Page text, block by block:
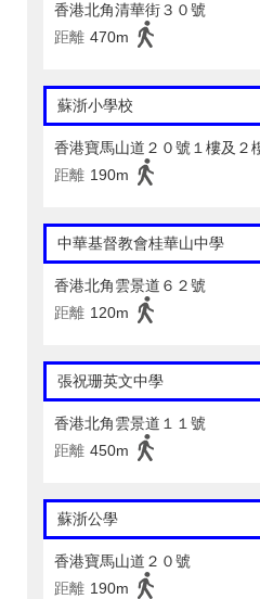
香港北角清華街３０號
距離 470m
蘇浙小學校
香港寶馬山道２０號１樓及２
距離 190m
中華基督教會桂華山中學
香港北角雲景道６２號
距離 120m
張祝珊英文中學
香港北角雲景道１１號
距離 450m
蘇浙公學
香港寶馬山道２０號
距離 190m